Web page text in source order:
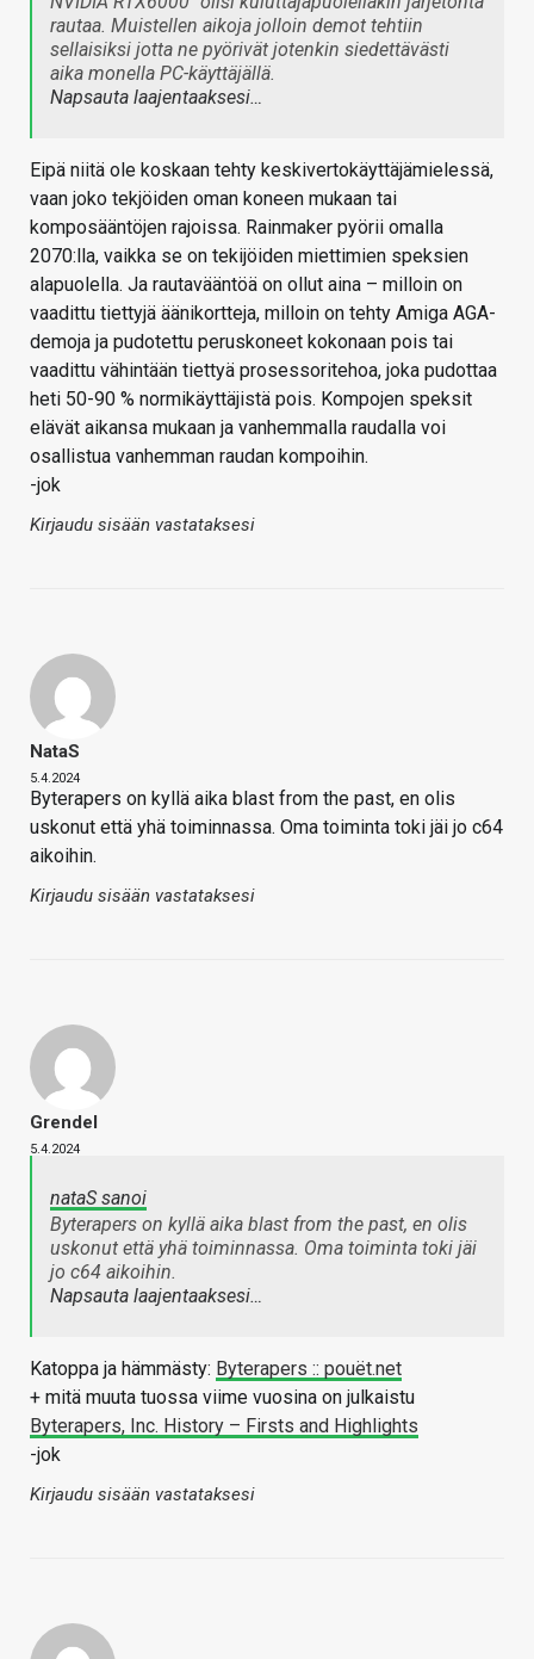
rautaa. Muistellen aikoja jolloin demot tehtiin
sellaisiksi jotta ne pyörivät jotenkin siedettävästi
aika monella PC-käyttäjällä.
Napsauta laajentaaksesi…
Eipä niitä ole koskaan tehty keskivertokäyttäjämielessä,
vaan joko tekjöiden oman koneen mukaan tai
komposääntöjen rajoissa. Rainmaker pyörii omalla
2070:lla, vaikka se on tekijöiden miettimien speksien
alapuolella. Ja rautavääntöä on ollut aina – milloin on
vaadittu tiettyjä äänikortteja, milloin on tehty Amiga AGA-
demoja ja pudotettu peruskoneet kokonaan pois tai
vaadittu vähintään tiettyä prosessoritehoa, joka pudottaa
heti 50-90 % normikäyttäjistä pois. Kompojen speksit
elävät aikansa mukaan ja vanhemmalla raudalla voi
osallistua vanhemman raudan kompoihin.
-jok
Kirjaudu sisään vastataksesi
NataS
5.4.2024
Byterapers on kyllä aika blast from the past, en olis
uskonut että yhä toiminnassa. Oma toiminta toki jäi jo c64
aikoihin.
Kirjaudu sisään vastataksesi
Grendel
5.4.2024
nataS sanoi
Byterapers on kyllä aika blast from the past, en olis
uskonut että yhä toiminnassa. Oma toiminta toki jäi
jo c64 aikoihin.
Napsauta laajentaaksesi…
Katoppa ja hämmästy: Byterapers :: pouët.net
+ mitä muuta tuossa viime vuosina on julkaistu
Byterapers, Inc. History – Firsts and Highlights
-jok
Kirjaudu sisään vastataksesi